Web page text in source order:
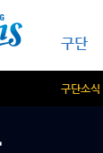
구단
구단소식